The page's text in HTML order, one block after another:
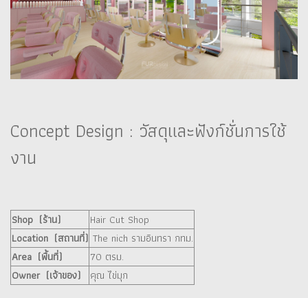
Concept Design : วัสดุและฟังก์ชั่นการใช้
งาน
Shop (ร้าน)
Hair Cut Shop
Location (สถานที่) The nich รามอินทรา กทม.
Area (พื้นที่)
70 ตรม.
Owner (เจ้าของ)
คุณ ไข่มุก